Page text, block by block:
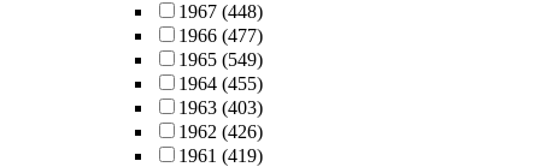
1967 (448)
1966 (477)
1965 (549)
1964 (455)
1963 (403)
1962 (426)
1961 (419)